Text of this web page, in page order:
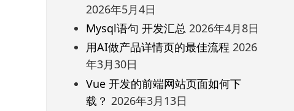
2026年5月4日
Mysql语句 开发汇总 2026年4月8日
用AI做产品详情页的最佳流程 2026
年3月30日
Vue 开发的前端网站页面如何下
载？ 2026年3月13日